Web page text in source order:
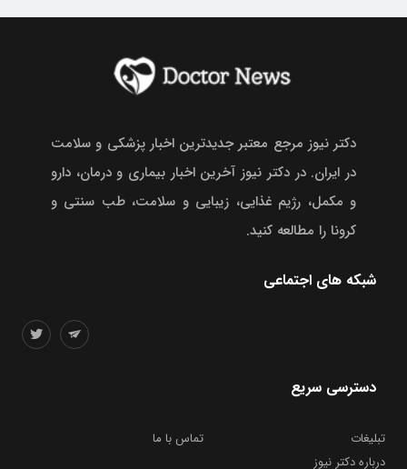
دکتر نیوز مرجع معتبر جدیدترین اخبار پزشکی و سلامت
در ایران. در دکتر نیوز آخرین اخبار بیماری و درمان، دارو
و مکمل، رژیم غذایی، زیبایی و سلامت، طب سنتی و
کرونا را مطالعه کنید.
شبکه های اجتماعی
دسترسی سریع
تبلیغات
تماس با ما
درباره دکتر نیوز